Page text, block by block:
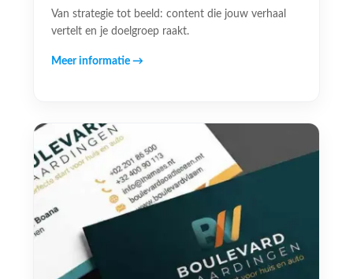
Van strategie tot beeld: content die jouw verhaal
vertelt en je doelgroep raakt.
Meer informatie →